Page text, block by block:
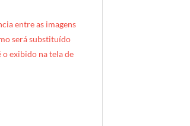
entre as imagens
será substituído
exibido na tela de